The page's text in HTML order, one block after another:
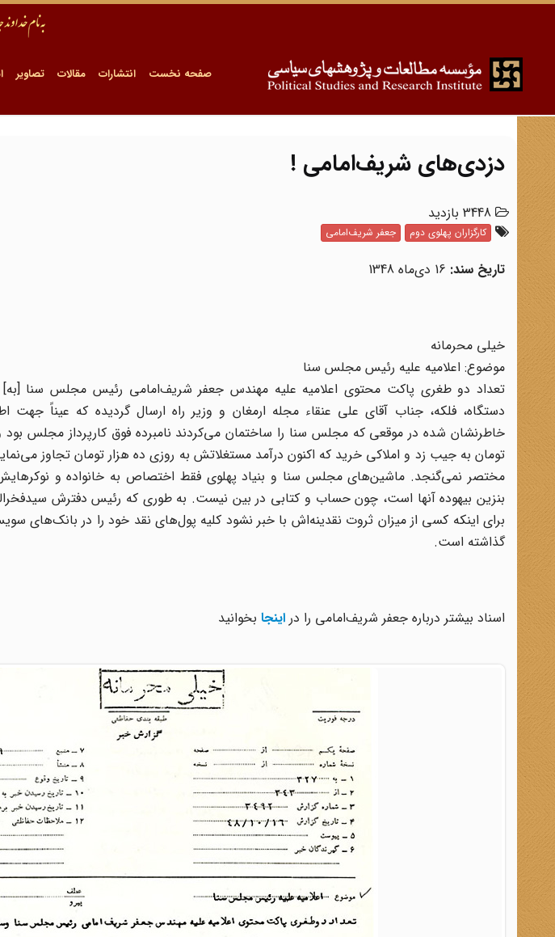
صفحه نخست انتشارات مقالات تصاویر
دزدی‌های شریف‌امامی !
کارگزاران پهلوی دوم جعفر شریف‌امامی
تاریخ سند:
خیلی محرمانه
موضوع: اعلامیه علیه رئیس مجلس سنا
تعداد دو طغری پاکت محتوی اعلامیه علیه مهندس جعفر شریف‌امامی رئیس مجلس سنا
دستگاه، فلکه، جناب آقای علی عنقاء مجله ارمغان و وزیر راه ارسال گردیده که عیناً جهت
خاطرنشان شده در موقعی که مجلس سنا را ساختمان می‌کردند نامبرده فوق کارپرداز مجلس بود
تومان به جیب زد و املاکی خرید که اکنون درآمد مستغلاتش به روزی ده هزار تومان تجاوز
مختصر نمی‌گنجد. ماشین‌های مجلس سنا و بنیاد پهلوی فقط اختصاص به خانواده و
بنزین بیهوده آنها است، چون حساب و کتابی در بین نیست. به طوری که رئیس دفترش
برای اینکه کسی از میزان ثروت نقدینه‌اش با خبر نشود کلیه پول‌های نقد خود را در بانک‌های
گذاشته است.
اسناد بیشتر درباره جعفر شریف‌امامی را در اینجا بخوانید